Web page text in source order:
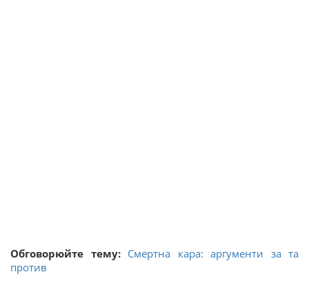
Обговорюйте тему: Смертна кара: аргументи за та
против